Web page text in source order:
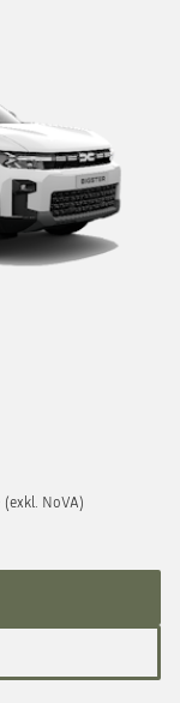
NoVA)